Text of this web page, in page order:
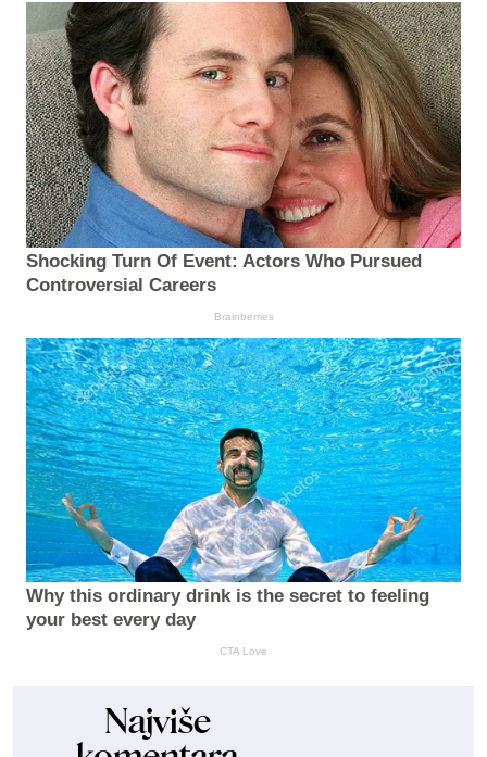
Shocking Turn Of Event: Actors Who Pursued
Controversial Careers
Brainberries
Why this ordinary drink is the secret to feeling
your best every day
CTA Love
Najviše